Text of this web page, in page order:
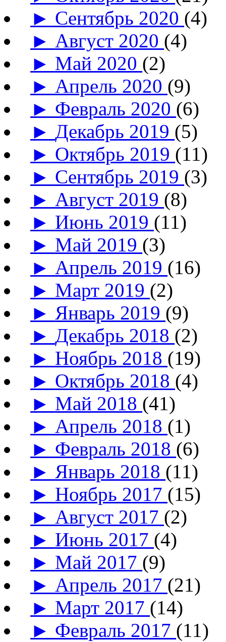
► Сентябрь 2020 (4)
► Август 2020 (4)
► Май 2020 (2)
► Апрель 2020 (9)
► Февраль 2020 (6)
►Декабрь 2019 (5)
► Октябрь 2019 (11)
► Сентябрь 2019 (3)
► Август 2019 (8)
► Июнь 2019 (11)
► Май 2019 (3)
► Апрель 2019 (16)
► Март 2019 (2)
► Январь 2019 (9)
►Декабрь 2018 (2)
► Ноябрь 2018 (19)
► Октябрь 2018 (4)
► Май 2018 (41)
► Апрель 2018 (1)
► Февраль 2018 (6)
► Январь 2018 (11)
► Ноябрь 2017 (15)
► Август 2017 (2)
► Июнь 2017 (4)
► Май 2017 (9)
► Апрель 2017 (21)
► Март 2017 (14)
► Февраль 2017 (11)